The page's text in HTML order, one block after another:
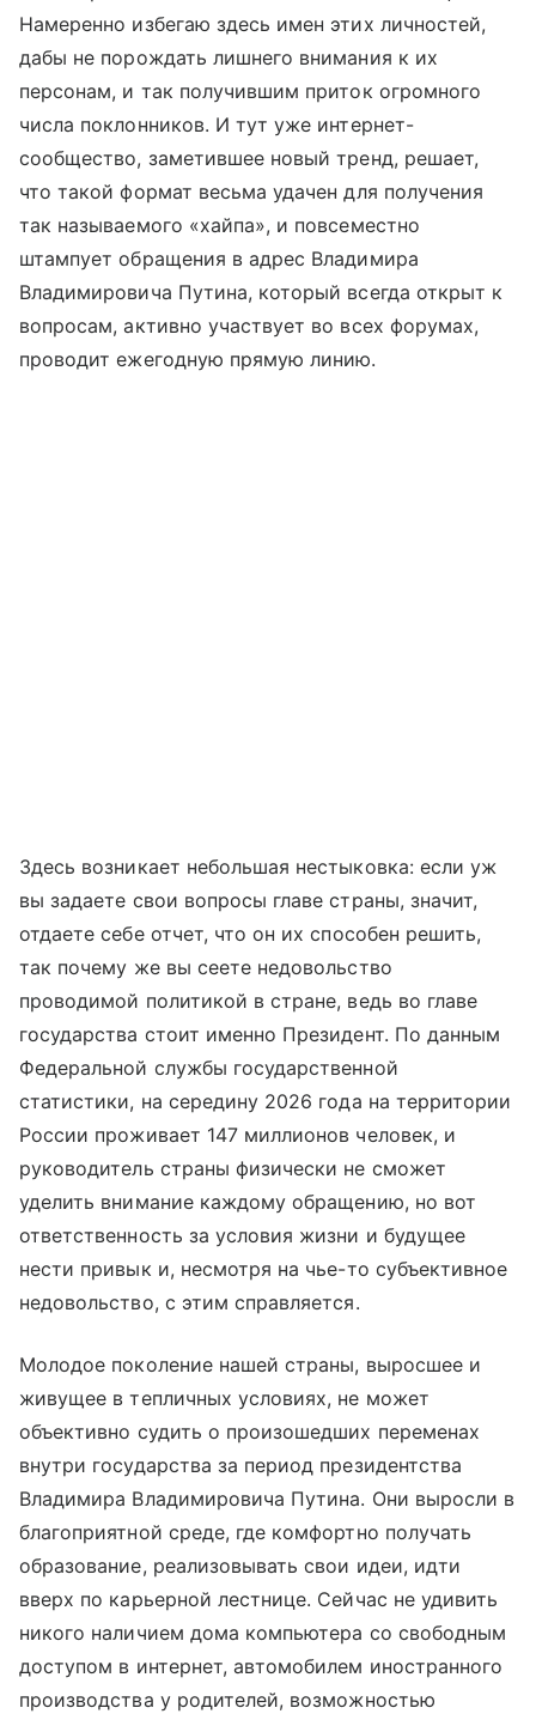
Намеренно избегаю здесь имен этих личностей,
дабы не порождать лишнего внимания к их
персонам, и так получившим приток огромного
числа поклонников. И тут уже интернет-
сообщество, заметившее новый тренд, решает,
что такой формат весьма удачен для получения
так называемого «хайпа», и повсеместно
штампует обращения в адрес Владимира
Владимировича Путина, который всегда открыт к
вопросам, активно участвует во всех форумах,
проводит ежегодную прямую линию.
Здесь возникает небольшая нестыковка: если уж
вы задаете свои вопросы главе страны, значит,
отдаете себе отчет, что он их способен решить,
так почему же вы сеете недовольство
проводимой политикой в стране, ведь во главе
государства стоит именно Президент. По данным
Федеральной службы государственной
статистики, на середину 2026 года на территории
России проживает 147 миллионов человек, и
руководитель страны физически не сможет
уделить внимание каждому обращению, но вот
ответственность за условия жизни и будущее
нести привык и, несмотря на чье-то субъективное
недовольство, с этим справляется.
Молодое поколение нашей страны, выросшее и
живущее в тепличных условиях, не может
объективно судить о произошедших переменах
внутри государства за период президентства
Владимира Владимировича Путина. Они выросли в
благоприятной среде, где комфортно получать
образование, реализовывать свои идеи, идти
вверх по карьерной лестнице. Сейчас не удивить
никого наличием дома компьютера со свободным
доступом в интернет, автомобилем иностранного
производства у родителей, возможностью